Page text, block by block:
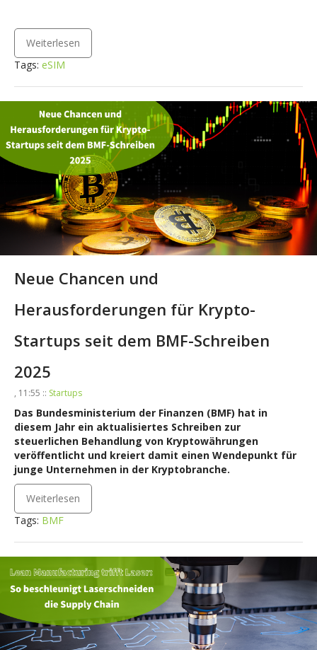
Weiterlesen
Tags: eSIM
Neue Chancen und
Herausforderungen für Krypto-
Startups seit dem BMF-Schreiben
2025
, 11:55 :: Startups
Das Bundesministerium der Finanzen (BMF) hat in
diesem Jahr ein aktualisiertes Schreiben zur
steuerlichen Behandlung von Kryptowährungen
veröffentlicht und kreiert damit einen Wendepunkt für
junge Unternehmen in der Kryptobranche.
Weiterlesen
Tags: BMF